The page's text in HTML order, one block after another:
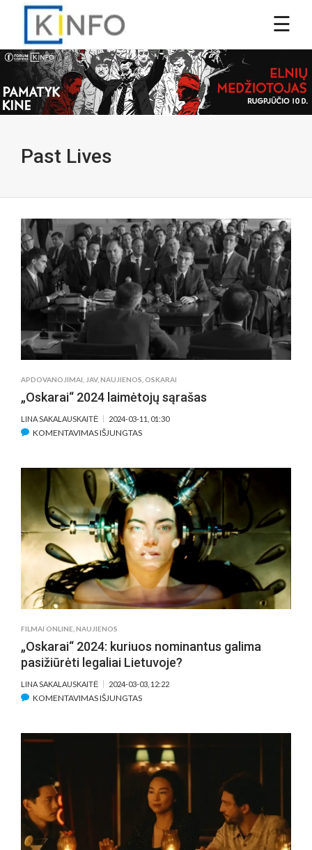
Past Lives
APDOVANOJIMAI JAV, NAUJIENOS OSKARAI
„Oskarai“ 2024 laimėtojų sąrašas
LINA SAKALAUSKAITĖ 2024-03-11, 01:30
KOMENTAVIMAS IŠJUNGTASĮRAŠE
LAIMĖTOJŲ
SĄRAŠAS
FILMAI ONLINE NAUJIENOS
„Oskarai“ 2024: kuriuos nominantus galima
pasižiūrėti legaliai Lietuvoje?
LINA SAKALAUSKAITĖ 2024-03-03, 12:22
KOMENTAVIMAS IŠJUNGTASĮRAŠE
KURIUOS
NOMINANTUS
GALIMA
PASIŽIŪRĖTI
LEGALIAI
LIETUVOJE?